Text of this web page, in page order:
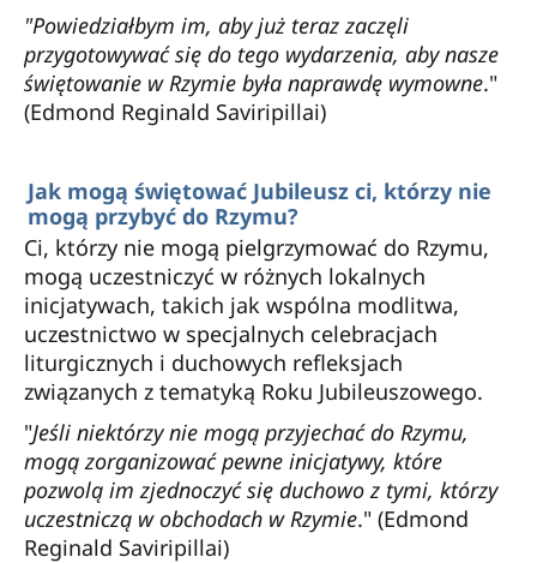
"Powiedziałbym im, aby już teraz zaczęli
przygotowywać się do tego wydarzenia, aby nasze
świętowanie w Rzymie była naprawdę wymowne."
(Edmond Reginald Saviripillai)
Jak mogą świętować Jubileusz ci, którzy nie
mogą przybyć do Rzymu?
Ci, którzy nie mogą pielgrzymować do Rzymu,
mogą uczestniczyć w różnych lokalnych
inicjatywach, takich jak wspólna modlitwa,
uczestnictwo w specjalnych celebracjach
liturgicznych i duchowych refleksjach
związanych z tematyką Roku Jubileuszowego.
"Jeśli niektórzy nie mogą przyjechać do Rzymu,
mogą zorganizować pewne inicjatywy, które
pozwolą im zjednoczyć się duchowo z tymi, którzy
uczestniczą w obchodach w Rzymie." (Edmond
Reginald Saviripillai)